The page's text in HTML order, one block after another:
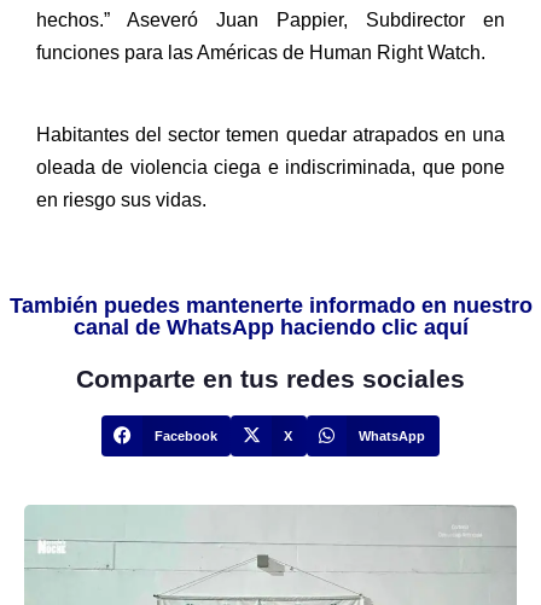
hechos.” Aseveró Juan Pappier, Subdirector en
funciones para las Américas de Human Right Watch.
Habitantes del sector temen quedar atrapados en una
oleada de violencia ciega e indiscriminada, que pone
en riesgo sus vidas.
También puedes mantenerte informado en nuestro
canal de WhatsApp haciendo clic aquí
Comparte en tus redes sociales
Facebook X WhatsApp